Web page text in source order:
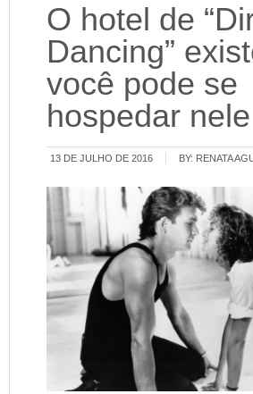
O hotel de
Dancing”
você pode se
hospedar nele
13 DE JULHO DE 2016 BY: RENATA